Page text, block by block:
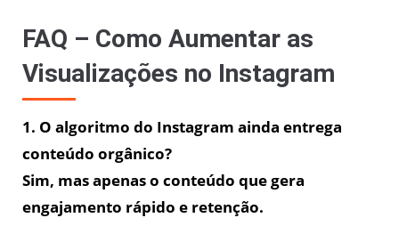
FAQ – Como Aumentar as
Visualizações no Instagram
1. O algoritmo do Instagram ainda entrega
conteúdo orgânico?
Sim, mas apenas o conteúdo que gera
engajamento rápido e retenção.